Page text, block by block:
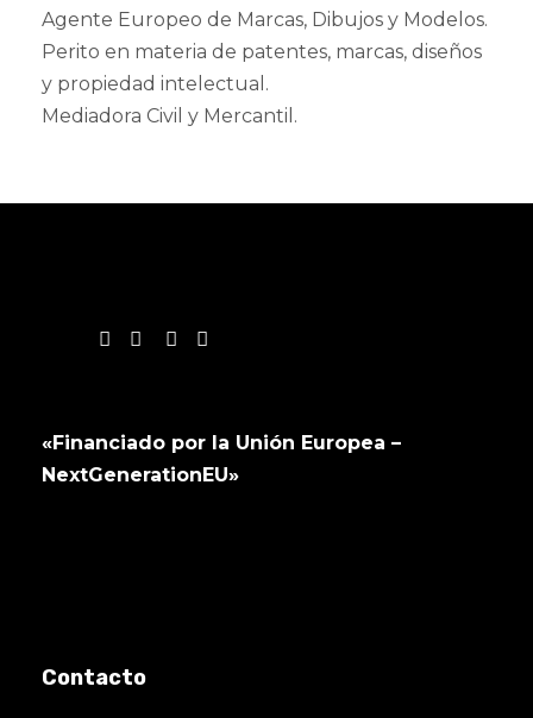
Agente Europeo de Marcas, Dibujos y Modelos.
Perito en materia de patentes, marcas, diseños
y propiedad intelectual.
Mediadora Civil y Mercantil.
«Financiado por la Unión Europea –
NextGenerationEU»
Contacto